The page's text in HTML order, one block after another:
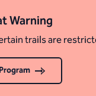
Warning
trails are